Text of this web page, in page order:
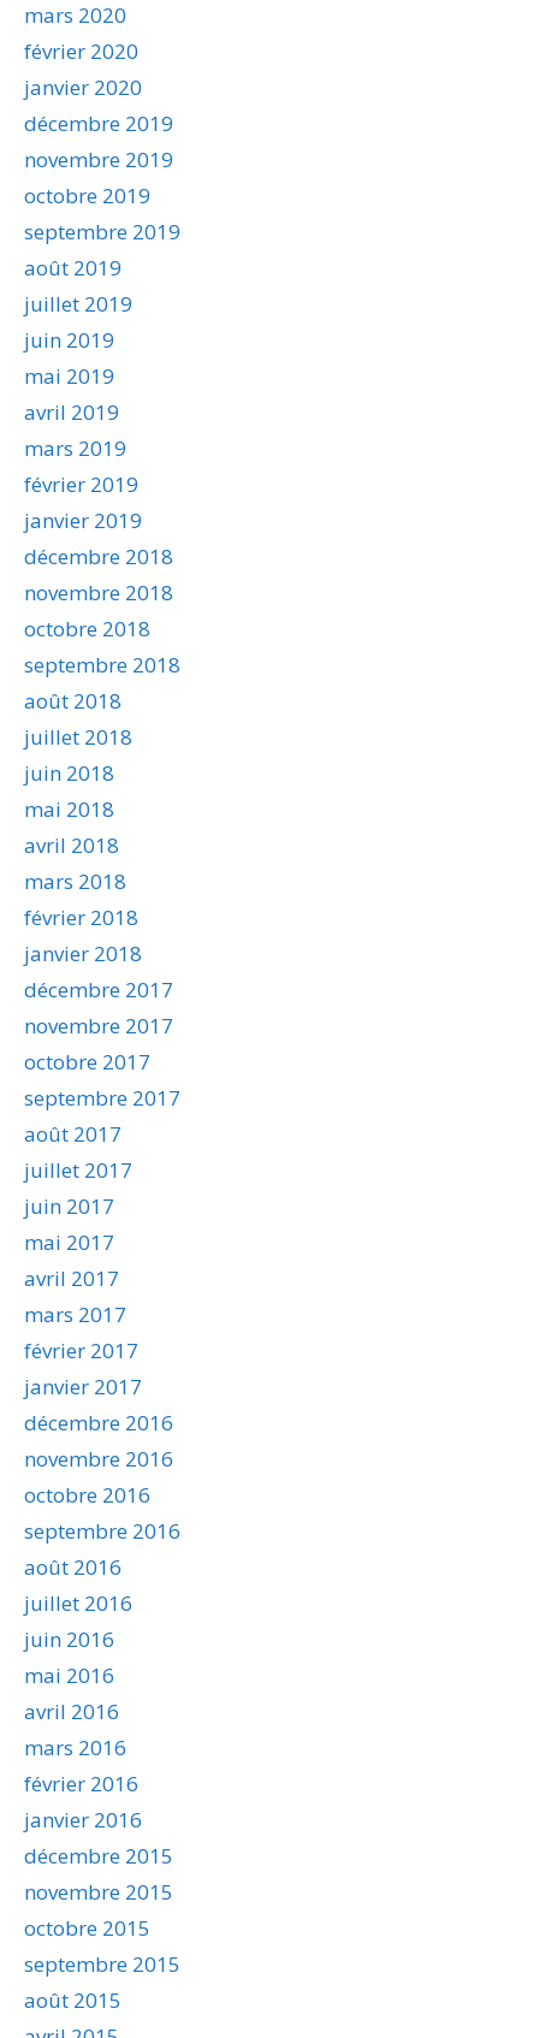
mars 2020
février 2020
janvier 2020
décembre 2019
novembre 2019
octobre 2019
septembre 2019
août 2019
juillet 2019
juin 2019
mai 2019
avril 2019
mars 2019
février 2019
janvier 2019
décembre 2018
novembre 2018
octobre 2018
septembre 2018
août 2018
juillet 2018
juin 2018
mai 2018
avril 2018
mars 2018
février 2018
janvier 2018
décembre 2017
novembre 2017
octobre 2017
septembre 2017
août 2017
juillet 2017
juin 2017
mai 2017
avril 2017
mars 2017
février 2017
janvier 2017
décembre 2016
novembre 2016
octobre 2016
septembre 2016
août 2016
juillet 2016
juin 2016
mai 2016
avril 2016
mars 2016
février 2016
janvier 2016
décembre 2015
novembre 2015
octobre 2015
septembre 2015
août 2015